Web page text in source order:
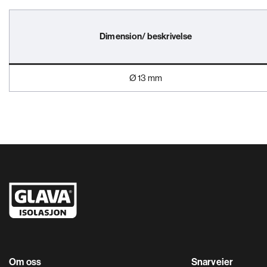
Dimension/ beskrivelse
Ø 13 mm
Om oss Snarveier